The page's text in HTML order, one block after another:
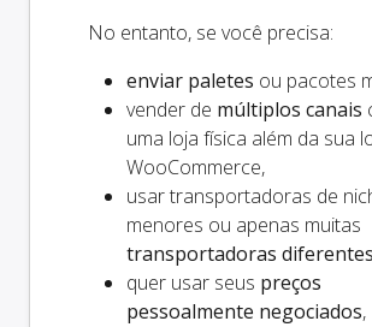
No entanto, se você precisa:
enviar paletes ou pacotes
vender de múltiplos canais
uma loja física além da sua
WooCommerce,
usar transportadoras de
menores ou apenas muitas
transportadoras diferentes
quer usar seus preços
pessoalmente negociados,